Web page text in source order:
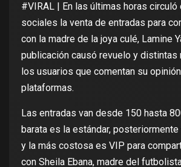
#VIRAL | En las últimas horas circuló
sociales la venta de entradas para
con la madre de la joya culé, Lamine
publicación causó revuelo y distintas
los usuarios que comentan su
plataformas.
Las entradas van desde 150 hasta
barata es la estándar,
y la más costosa es VIP para
con Sheila Ebana, madre del